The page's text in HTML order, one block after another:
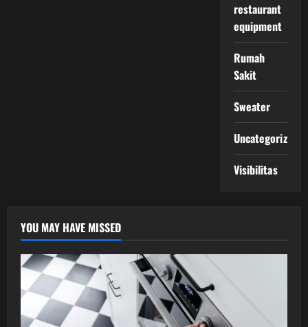
restaurant
equipment
Rumah
Sakit
Sweater
Uncategorized
Visibilitas
YOU MAY HAVE MISSED